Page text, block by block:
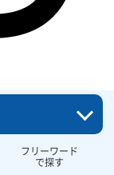
フリーワード
で探す